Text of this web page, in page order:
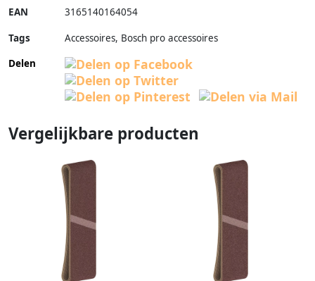
EAN 3165140164054
Tags
Accessoires, Bosch pro accessoires
Delen
Vergelijkbare producten